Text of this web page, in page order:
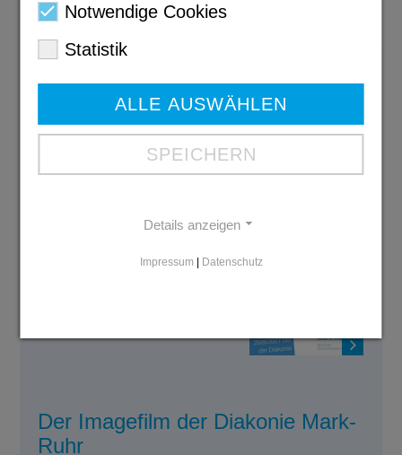
Jahresbericht
2024/2025
Ausbildungs-
Der Imagefilm der Diakonie Mark-
Ruhr
Notwendige Cookies
Statistik
ALLE AUSWÄHLEN
SPEICHERN
Details anzeigen
Impressum Datenschutz